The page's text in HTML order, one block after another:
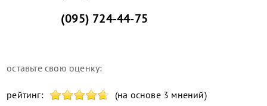
(095) 724-44-75
оставьте свою оценку:
рейтинг: (на основе 3 мнений)